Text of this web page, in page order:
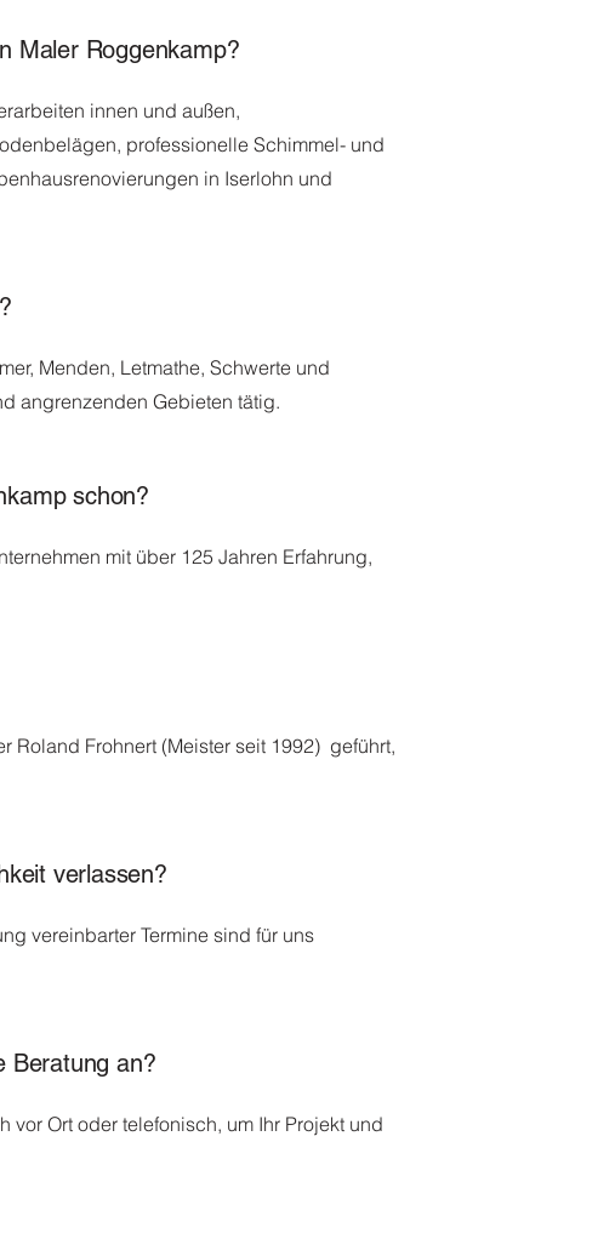
Maler Roggenkamp?
innen und außen,
professionelle Schimmel- und
in Iserlohn und
Menden, Letmathe, Schwerte und
angrenzenden Gebieten tätig.
schon?
mit über 125 Jahren Erfahrung,
Roland Frohnert (Meister seit 1992) geführt,
verlassen?
vereinbarter Termine sind für uns
Beratung an?
Ort oder telefonisch, um Ihr Projekt und